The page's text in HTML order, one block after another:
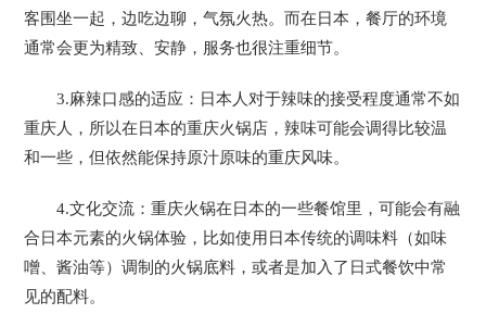
客围坐一起，边吃边聊，气氛火热。而在日本，餐厅的环境
通常会更为精致、安静，服务也很注重细节。
3.麻辣口感的适应：日本人对于辣味的接受程度通常不如
重庆人，所以在日本的重庆火锅店，辣味可能会调得比较温
和一些，但依然能保持原汁原味的重庆风味。
4.文化交流：重庆火锅在日本的一些餐馆里，可能会有融
合日本元素的火锅体验，比如使用日本传统的调味料（如味
噌、酱油等）调制的火锅底料，或者是加入了日式餐饮中常
见的配料。